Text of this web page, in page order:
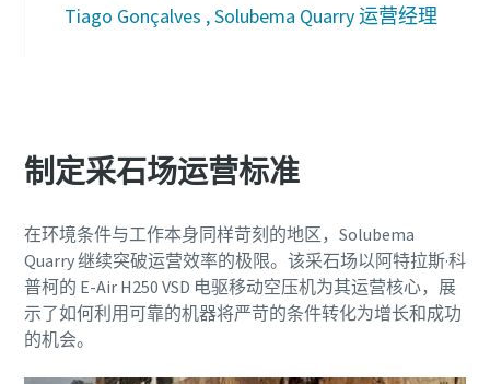
Tiago Gonçalves , Solubema Quarry 运营经理
制定采石场运营标准
在环境条件与工作本身同样苛刻的地区，Solubema
Quarry 继续突破运营效率的极限。该采石场以阿特拉斯·科
普柯的 E-Air H250 VSD 电驱移动空压机为其运营核心，展
示了如何利用可靠的机器将严苛的条件转化为增长和成功
的机会。